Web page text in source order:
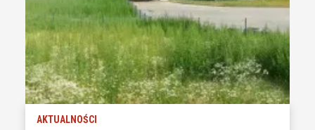
AKTUALNOŚCI